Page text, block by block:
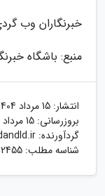
خبرنگاران وب
منبع: باشگاه
انتشار: 15 مرداد 1404
بروزرسانی: 15 مرداد 1404
گردآورنده:
شناسه مطلب: 2455